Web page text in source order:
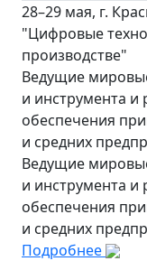
28–29 мая, г.
"Цифровые
производстве"
Ведущие
и инструмента и
обеспечения
и средних
Ведущие
и инструмента и
обеспечения
и средних
Подробнее